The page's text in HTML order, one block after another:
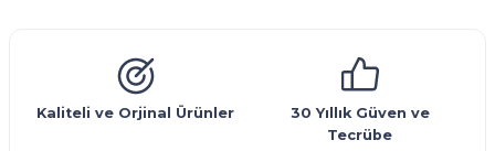
Kaliteli ve Orjinal Ürünler
30 Yıllık Güven ve
Tecrübe